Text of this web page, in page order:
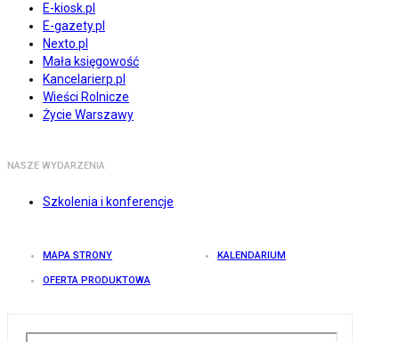
E-kiosk.pl
E-gazety.pl
Nexto.pl
Mała księgowość
Kancelarierp.pl
Wieści Rolnicze
Życie Warszawy
NASZE WYDARZENIA
Szkolenia i konferencje
MAPA STRONY KALENDARIUM
OFERTA PRODUKTOWA